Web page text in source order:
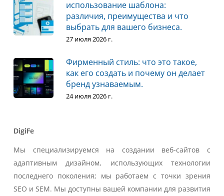
использование шаблона:
различия, преимущества и что
выбрать для вашего бизнеса.
27 июля 2026 г.
Фирменный стиль: что это такое,
как его создать и почему он делает
бренд узнаваемым.
24 июля 2026 г.
DigiFe
Мы специализируемся на создании веб-сайтов с
адаптивным дизайном, использующих технологии
последнего поколения; мы работаем с точки зрения
SEO и SEM. Мы доступны вашей компании для развития